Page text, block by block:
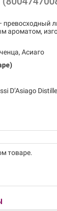
превосходный
ароматом,
Асиаго
D’Asiago
товаре.